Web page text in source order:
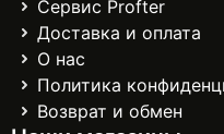
Сервис Profter
Доставка и оплата
О нас
Политика
Возврат и обмен